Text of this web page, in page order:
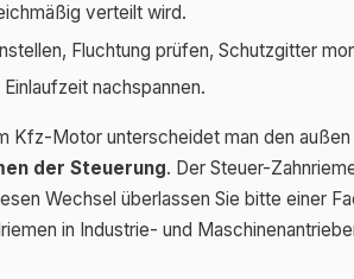
verteilt wird.
Fluchtung prüfen, Schutzgitter
nachspannen.
Kfz-Motor unterscheidet man den
der Steuerung. Der Steuer-
Wechsel überlassen Sie bitte einer
in Industrie- und